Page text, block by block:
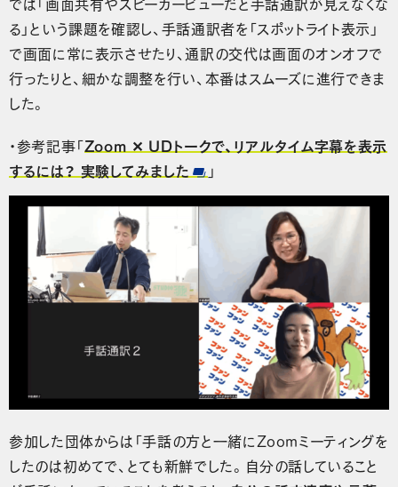
る」という課題を確認し、手話通訳者を「スポットライト表示」
で画面に常に表示させたり、通訳の交代は画面のオンオフで
行ったりと、細かな調整を行い、本番はスムーズに進行できま
した。
・参考記事「Zoom ✕ UDトークで、リアルタイム字幕を表示
するには？ 実験してみました
」
参加した団体からは「手話の方と一緒にZoomミーティングを
したのは初めてで、とても新鮮でした。自分の話していること